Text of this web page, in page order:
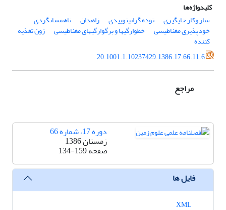
کلیدواژه‌ها
ساز وکار جایگیری
توده گرانیتوییدی زاهدان ناهمسانگردی
خودپذیری مغناطیسی خطوارگیها و برگوارگیهای مغناطیسی زون تغذیه
کننده
20.1001.1.10237429.1386.17.66.11.6
مراجع
دوره 17، شماره 66
زمستان 1386
صفحه134-159
فایل ها